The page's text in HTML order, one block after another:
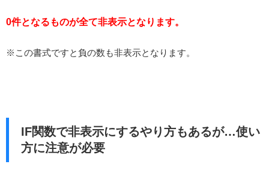
0件となるものが全て非表示となります。
※この書式ですと負の数も非表示となります。
IF関数で非表示にするやり方もあるが…使い
方に注意が必要